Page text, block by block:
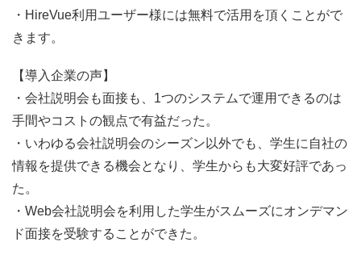
・HireVue利用ユーザー様には無料で活用を頂くことがで
きます。
【導入企業の声】
・会社説明会も面接も、1つのシステムで運用できるのは
手間やコストの観点で有益だった。
・いわゆる会社説明会のシーズン以外でも、学生に自社の
情報を提供できる機会となり、学生からも大変好評であっ
た。
・Web会社説明会を利用した学生がスムーズにオンデマン
ド面接を受験することができた。